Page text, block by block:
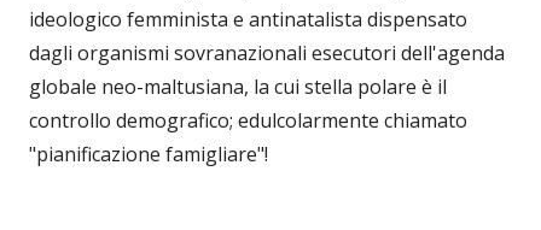
ideologico femminista e antinatalista dispensato
dagli organismi sovranazionali esecutori dell'agenda
globale neo-maltusiana, la cui stella polare è il
controllo demografico; edulcolarmente chiamato
"pianificazione famigliare"!